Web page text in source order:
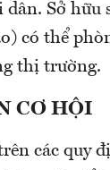
dân. Sở hữu
có thể
thị trường.
CƠ HỘI
các quy